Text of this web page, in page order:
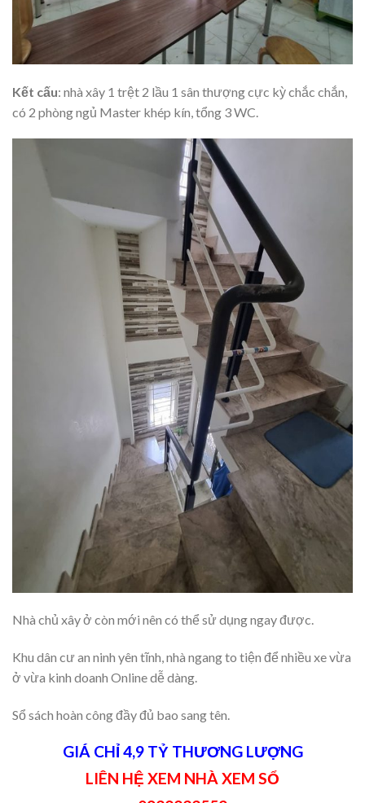
Kết cấu: nhà xây 1 trệt 2 lầu 1 sân thượng cực kỳ chắc chắn,
có 2 phòng ngủ Master khép kín, tổng 3 WC.
Nhà chủ xây ở còn mới nên có thể sử dụng ngay được.
Khu dân cư an ninh yên tĩnh, nhà ngang to tiện để nhiều xe vừa
ở vừa kinh doanh Online dễ dàng.
Sổ sách hoàn công đầy đủ bao sang tên.
GIÁ CHỈ 4,9 TỶ THƯƠNG LƯỢNG
LIÊN HỆ XEM NHÀ XEM SỔ